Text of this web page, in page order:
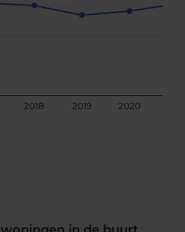
2018 2019 2020